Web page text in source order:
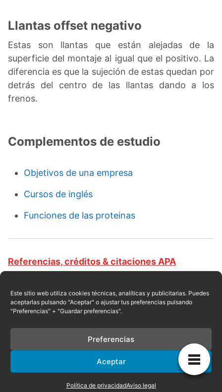
Este sitio web utiliza cookies técnicas, analíticas y publicitarias. Puedes
aceptarlas pulsando "Aceptar" o ajustar tus preferencias pulsando
"Preferencias" + "Guardar preferencias".
Aceptar
Preferencias
Política de privacidadAviso legal
Llantas offset negativo
Estas son llantas que están alejadas de la
superficie del montaje al igual que el positivo. La
diferencia es que la sujeción de estas quedan por
detrás del centro de las llantas dando a los
frenos.
Complementos de estudio
Objetivos de una empresa
Cursos de inglés
Funciones de las proteinas
Referencias, créditos & citaciones APA
de redacción profesional. (2016, 10). Clases de
llantas. Escrito por:Red educativa. Obtenido en
fecha 08, 2026, desde el sitio web:
https://cursosonlineweb.com/llantas.html
Privacidad|Referencias|Mapa|Contacto